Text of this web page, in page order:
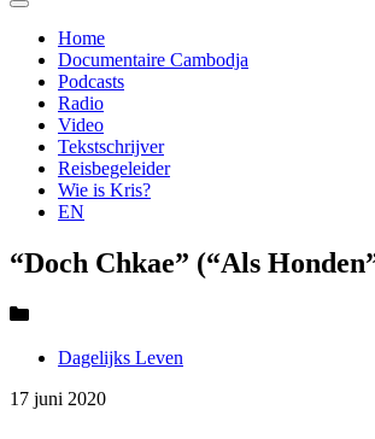
Home
Documentaire Cambodja
Podcasts
Radio
Video
Tekstschrijver
Reisbegeleider
Wie is Kris?
EN
“Doch Chkae” (“Als
Dagelijks Leven
17 juni 2020